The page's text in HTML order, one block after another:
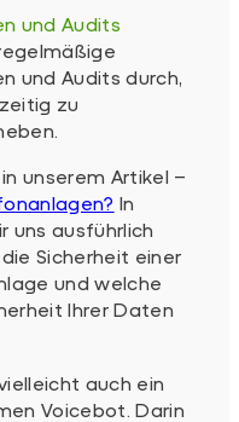
und Audits
und Audits durch,
zu
unserem Artikel –
In
uns ausführlich
Sicherheit einer
und welche
Ihrer Daten
auch ein
Voicebot. Darin